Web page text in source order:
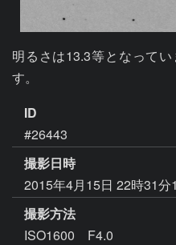
明るさは13.3等となって
す。
ID
#26443
撮影日時
2015年4月15日 22時31分
撮影方法
ISO1600 F4.0